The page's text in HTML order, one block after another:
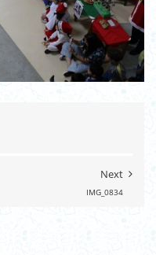
Next
IMG_0834